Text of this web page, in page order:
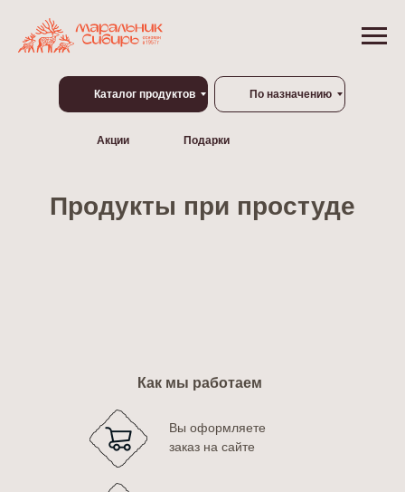
Каталог продуктов По назначению
Акции Подарки
Продукты при простуде
Вы оформляете
заказ на сайте
Как мы работаем